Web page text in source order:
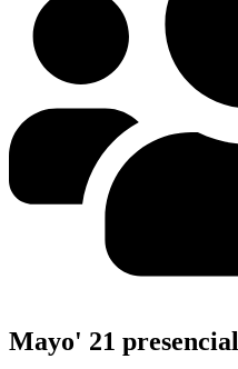
Mayo' 21 presencial